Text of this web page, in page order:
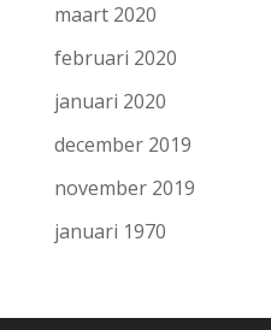
maart 2020
februari 2020
januari 2020
december 2019
november 2019
januari 1970